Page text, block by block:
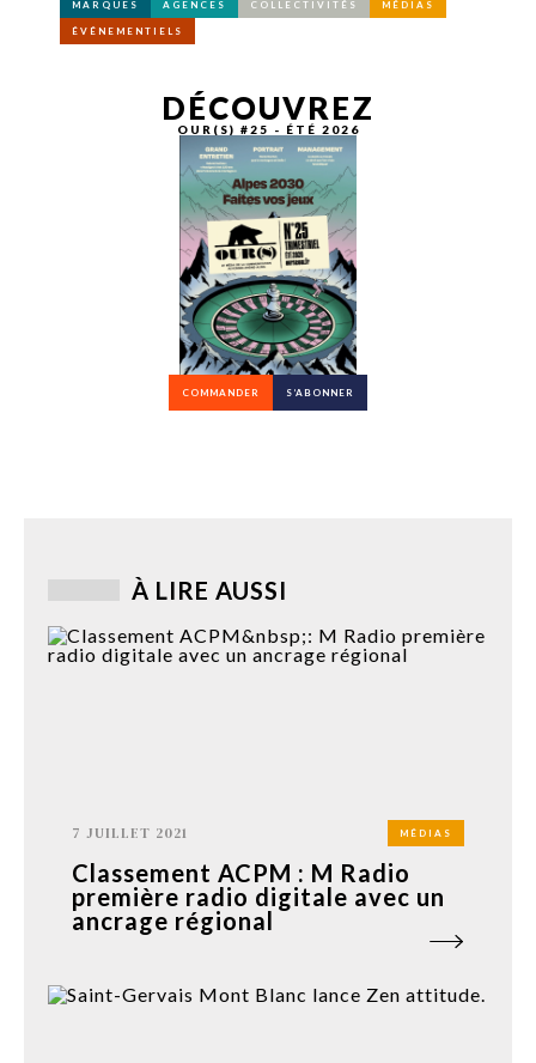
MARQUES AGENCES COLLECTIVITÉS MÉDIAS
ÉVÉNEMENTIELS
DÉCOUVREZ
OUR(S) #25 - ÉTÉ 2026
COMMANDER S’ABONNER
À LIRE AUSSI
7 JUILLET 2021 MÉDIAS
Classement ACPM : M Radio
première radio digitale avec un
ancrage régional